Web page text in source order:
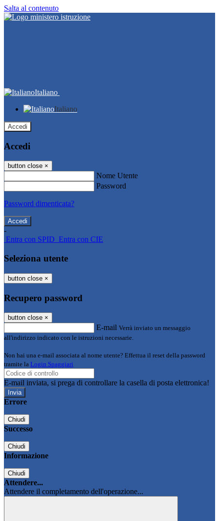
Salta al contenuto
Italiano
Italiano
Accedi
Accedi
button close ×
Nome Utente
Password
Password dimenticata?
-
Entra con SPID Entra con CIE
Seleziona utente
button close ×
Recupero password
button close ×
E-mail Verrà inviato un messaggio
all'indirizzo indicato con le istruzioni necessarie.
Non hai una e-mail associata al nome utente? Effettua il reset della password
tramite la Login Spaggiari
E-mail inviata, si prega di controllare la casella di posta elettronica!
Errore
Chiudi
Successo
Chiudi
Informazione
Chiudi
Attendere...
Attendere il completamento dell'operazione...